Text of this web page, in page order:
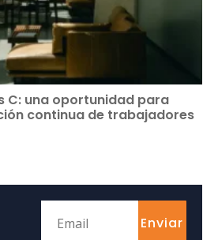
C: una oportunidad para
continua de trabajadores
Enviar